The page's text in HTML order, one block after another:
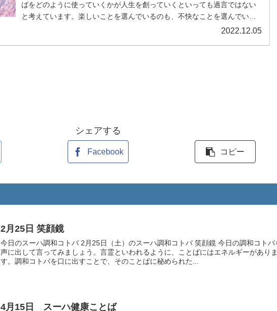
ばをどのように使っていくかが人生を創っていくといっても過言ではない
と考えています。楽しいことを選んでいるのも、不快なことを選んでいる
2022.12.05
シェアする
Facebook コピー
2月25日 笑顔鏡
今日のスーハ調和コトバ 2月25日（土）のスーハ調和コトバ 笑顔鏡 今日の調和コトバを
声に出して言ってみましょう。言霊といわれるように、ことばにはエネルギーがありま
す。調和コトバを口に出すことで、そのことばに秘められた...
4月15日 スーハ健康ことば